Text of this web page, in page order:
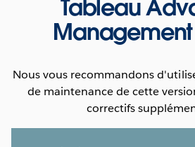
Tableau
Management
Nous vous recommandons
de maintenance de cette
correctifs